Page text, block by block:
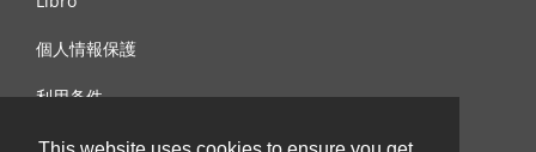
個人情報保護
利用条件
お問合せ